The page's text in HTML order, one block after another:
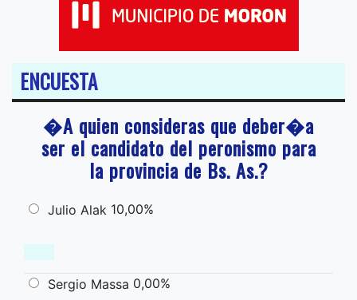
ENCUESTA
�A quien consideras que deber�a
ser el candidato del peronismo para
la provincia de Bs. As.?
Julio Alak 10,00%
Sergio Massa 0,00%